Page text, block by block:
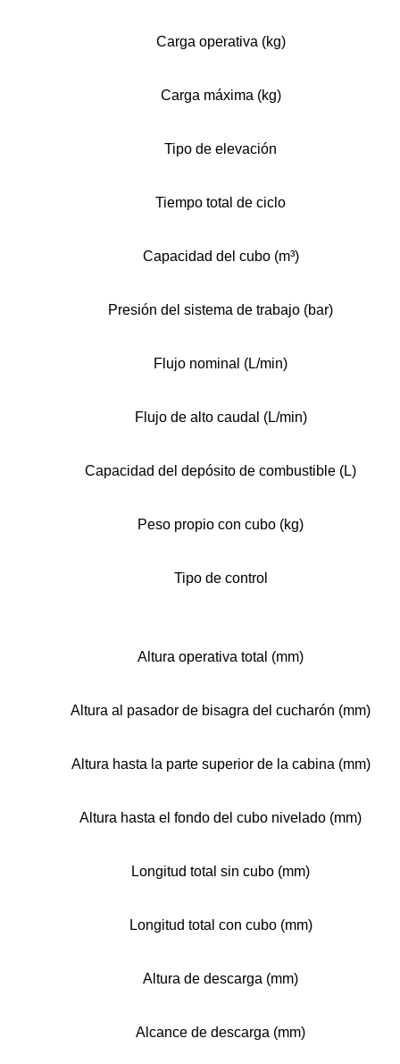
Carga operativa (kg)
Carga máxima (kg)
Tipo de elevación
Tiempo total de ciclo
Capacidad del cubo (m³)
Presión del sistema de trabajo (bar)
Flujo nominal (L/min)
Flujo de alto caudal (L/min)
Capacidad del depósito de combustible (L)
Peso propio con cubo (kg)
Tipo de control
Altura operativa total (mm)
Altura al pasador de bisagra del cucharón (mm)
Altura hasta la parte superior de la cabina (mm)
Altura hasta el fondo del cubo nivelado (mm)
Longitud total sin cubo (mm)
Longitud total con cubo (mm)
Altura de descarga (mm)
Alcance de descarga (mm)